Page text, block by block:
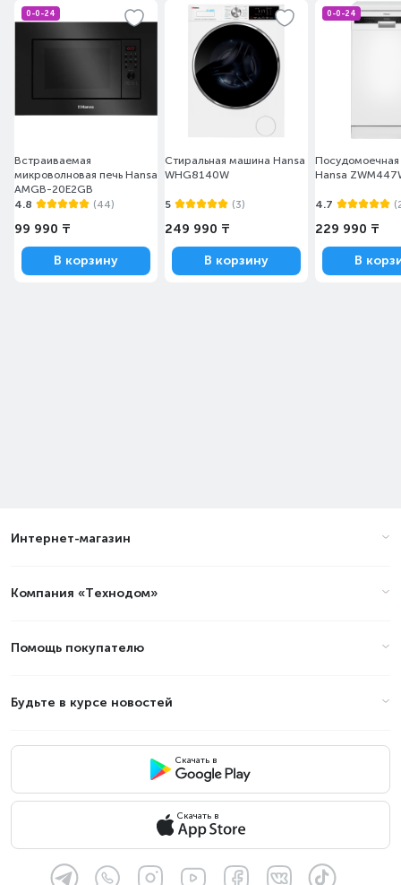
0-0-24
Встраиваемая
микроволновая печь Hansa
AMGB-20E2GB
4.8
(44)
99 990 ₸
В корзину
Стиральная машина Hansa
WHG8140W
5 (3)
249 990 ₸
В корзину
0-0-24
Hansa
4.7
229 990 ₸
В
Интернет-магазин
Компания «Технодом»
Помощь покупателю
Будьте в курсе новостей
Скачать в
Скачать в